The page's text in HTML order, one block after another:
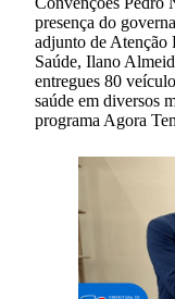
presença do
adjunto de Atenção
Saúde, Ilano
entregues 80
saúde em diversos
programa Agora